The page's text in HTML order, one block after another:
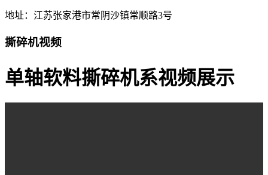
地址：江苏张家港市常阴沙镇常顺路3号
撕碎机视频
单轴软料撕碎机系视频展示